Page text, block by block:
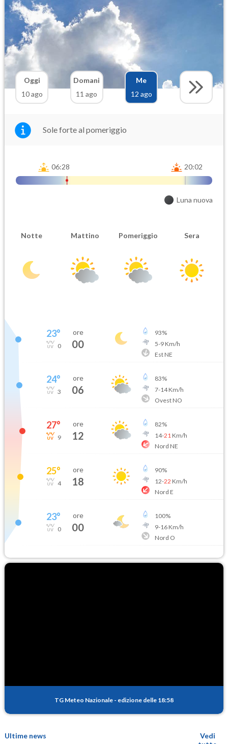
Oggi
10 ago
Domani
11 ago
Me
12 ago
Sole forte al pomeriggio
06:28 20:02
Luna nuova
Notte Mattino Pomeriggio Sera
23°
0
ore
00
93%
5-9Km/h
Est NE
24°
3
ore
06
83%
7-14Km/h
Ovest NO
27°
9
ore
12
82%
14-21 Km/h
Nord NE
25°
4
ore
18
90%
12-22 Km/h
Nord E
23°
0
ore
00
100%
9-16Km/h
Nord O
TG Meteo Nazionale - edizione delle 18:58
Ultime news
Vedi